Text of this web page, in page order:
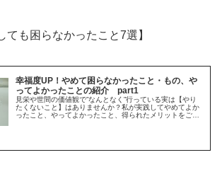
も困らなかったこと7選】
幸福度UP！やめて困らなかったこと・もの、や
ってよかったことの紹介 part1
見栄や世間の価値観で”なんとなく”行っている実は【やり
たくないこと】はありませんか？私が実践してやめてよか
ったこと、やってよかったこと、得られたメリットをご紹